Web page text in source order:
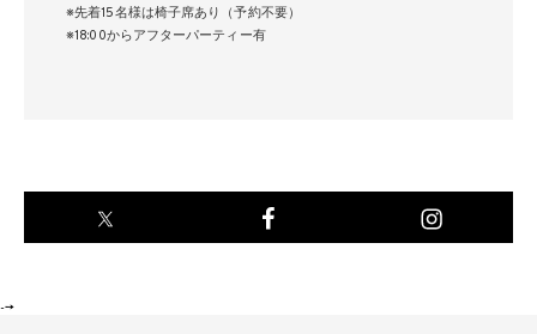
※先着15名様は椅子席あり（予約不要）
※18:00からアフターパーティー有
-->